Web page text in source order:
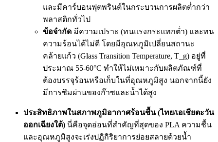
และมีคาร์บอนฟุตพรินต์ในกระบวนการผลิตต่ำกว่า
พลาสติกทั่วไป
ข้อจำกัด มีความเปราะ (ทนแรงกระแทกต่ำ) และทน
ความร้อนได้ไม่ดี โดยมีอุณหภูมิเปลี่ยนสถานะ
คล้ายแก้ว (Glass Transition Temperature, T_g) อยู่ที่
ประมาณ 55-60°C ทำให้ไม่เหมาะกับผลิตภัณฑ์ที่
ต้องบรรจุร้อนหรือเก็บในที่อุณหภูมิสูง นอกจากนี้ยัง
มีการซึมผ่านของก๊าซและน้ำได้สูง
ประสิทธิภาพในสภาพภูมิอากาศร้อนชื้น (ไทย/เอเชียตะวัน
ออกเฉียงใต้) นี่คือจุดอ่อนที่สำคัญที่สุดของ PLA ความชื้น
และอุณหภูมิสูงจะเร่งปฏิกิริยาการย่อยสลายด้วยน้ำ